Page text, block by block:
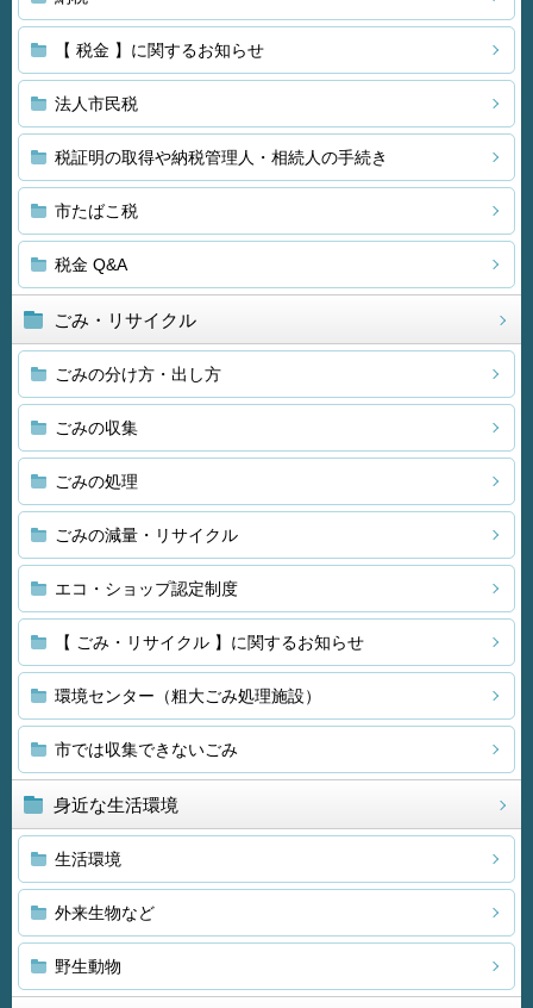
【 税金 】に関するお知らせ
法人市民税
税証明の取得や納税管理人・相続人の手続き
市たばこ税
税金 Q&A
ごみ・リサイクル
ごみの分け方・出し方
ごみの収集
ごみの処理
ごみの減量・リサイクル
エコ・ショップ認定制度
【 ごみ・リサイクル 】に関するお知らせ
環境センター（粗大ごみ処理施設）
市では収集できないごみ
身近な生活環境
生活環境
外来生物など
野生動物